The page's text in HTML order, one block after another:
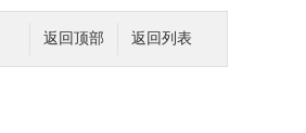
返回列表
返回顶部